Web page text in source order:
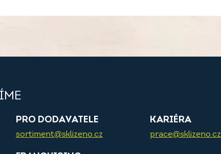
PRO DODAVATELE
sortiment@sklizeno.cz
KARIÉRA
prace@sklizeno.cz